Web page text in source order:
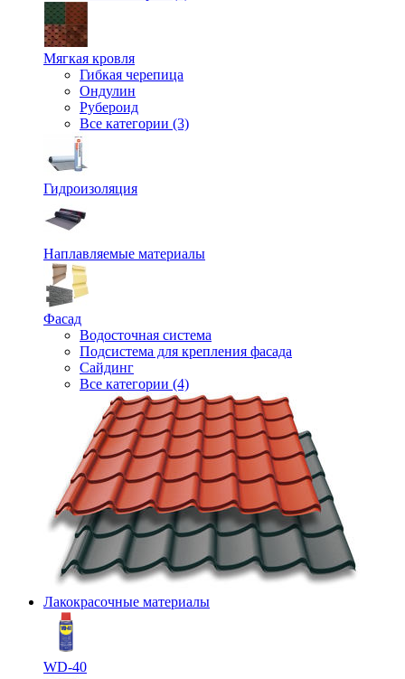
Мягкая кровля
Гибкая черепица
Ондулин
Рубероид
Все категории (3)
Гидроизоляция
Наплавляемые материалы
Фасад
Водосточная система
Подсистема для крепления фасада
Сайдинг
Все категории (4)
Лакокрасочные материалы
WD-40